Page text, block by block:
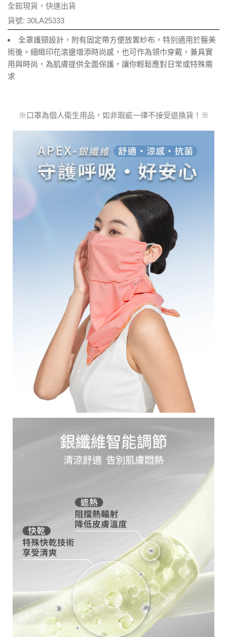
全館現貨，快速出貨
貨號: 30LA25333
全罩護頸設計，附有固定帶方便放置紗布，特別適用於醫美
術後。細緻印花滾邊增添時尚感，也可作為領巾穿戴，兼具實
用與時尚，為肌膚提供全面保護，讓你輕鬆應對日常或特殊需
求
※口罩為個人衛生用品，如非瑕疵一律不接受退換貨！※